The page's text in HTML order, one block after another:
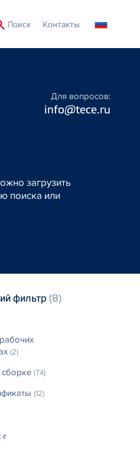
ПоискSecondary
Menu
Контакты
Для вопросов:
info@tece.ru
загрузить
поиска или
фильтр (8)
(2)
(74)
(12)